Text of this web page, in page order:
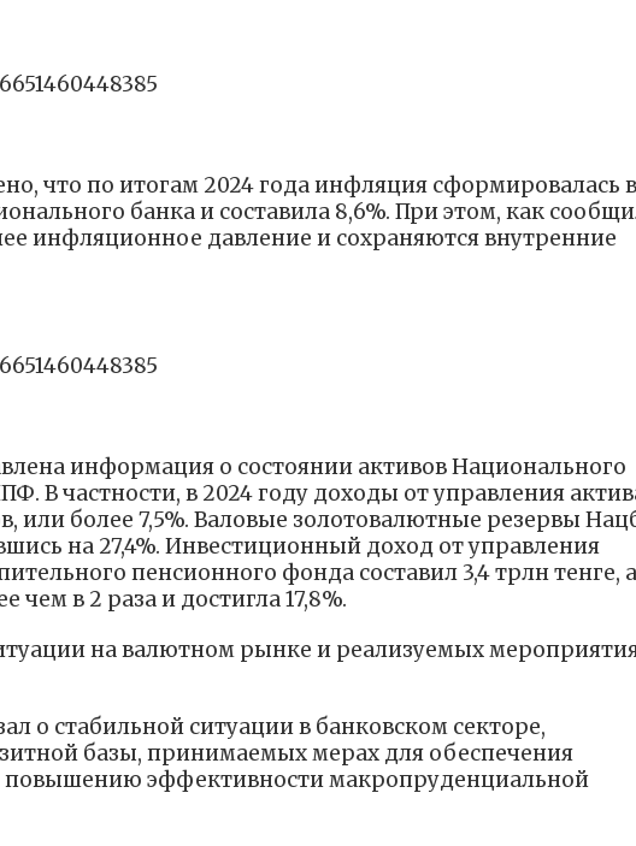
что по итогам 2024 года инфляция сформировалась в
банка и составила 8,6%. При этом, как
инфляционное давление и сохраняются внутренние
информация о состоянии активов Национального
В частности, в 2024 году доходы от управления
или более 7,5%. Валовые золотовалютные резервы
на 27,4%. Инвестиционный доход от управления
пенсионного фонда составил 3,4 трлн тенге, а
в 2 раза и достигла 17,8%.
на валютном рынке и реализуемых
о стабильной ситуации в банковском секторе,
базы, принимаемых мерах для обеспечения
повышению эффективности макропруденциальной